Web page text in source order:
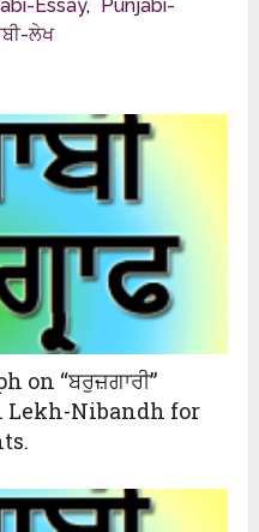
Essay, Punjabi-
ਲੇਖ
on “ਬਰੁਜ਼ਗਾਰੀ”
Lekh-Nibandh for